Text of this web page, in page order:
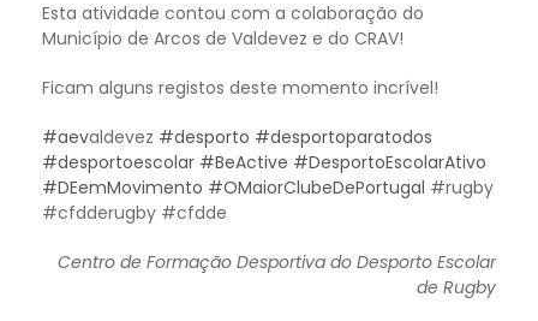
Esta atividade contou com a colaboração do
Município de Arcos de Valdevez e do CRAV!
Ficam alguns registos deste momento incrível!
#aevaldevez #desporto #desportoparatodos
#desportoescolar #BeActive #DesportoEscolarAtivo
#DEemMovimento #OMaiorClubeDePortugal #rugby
#cfdderugby #cfdde
Centro de Formação Desportiva do Desporto Escolar
de Rugby